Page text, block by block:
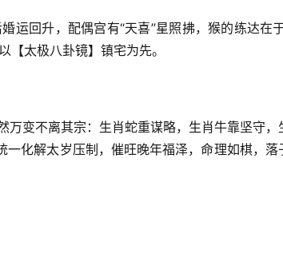
运回升，配偶宫有“天喜”星照拂，猴的练达在
【太极八卦镜】镇宅为先。
变不离其宗：生肖蛇重谋略，生肖牛靠坚守，
化解太岁压制，催旺晚年福泽，命理如棋，落